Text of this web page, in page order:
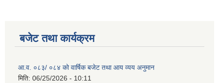
बजेट तथा कार्यक्रम
आ.व. ०८३/ ०८४ को वार्षिक बजेट तथा आय व्यय अनुमान
मिति: 06/25/2026 - 10:11